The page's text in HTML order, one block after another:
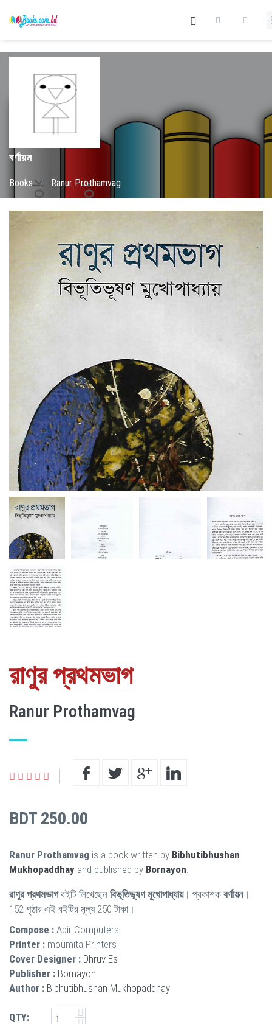
বর্ণায়ন
Books / Ranur Prothamvag
রাণুর প্রথমভাগ
Ranur Prothamvag
BDT 250.00
Ranur Prothamvag is a book written by Bibhutibhushan
Mukhopaddhay and published by Bornayon
রাণুর প্রথমভাগবইটি লিখেছেন বিভূতিভূষণ মুখোপাধ্যায়। প্রকাশক বর্ণায়ন।
152 পৃষ্ঠার এই বইটির মূল্য 250 টাকা।
Compose : Abir Computers
Printer : moumita Printers
Cover Designer : Dhruv Es
Publisher : Bornayon
Author : Bibhutibhushan Mukhopaddhay
QTY: